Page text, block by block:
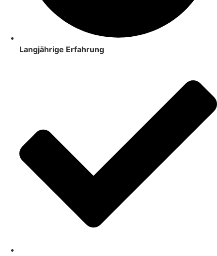
Langjährige Erfahrung